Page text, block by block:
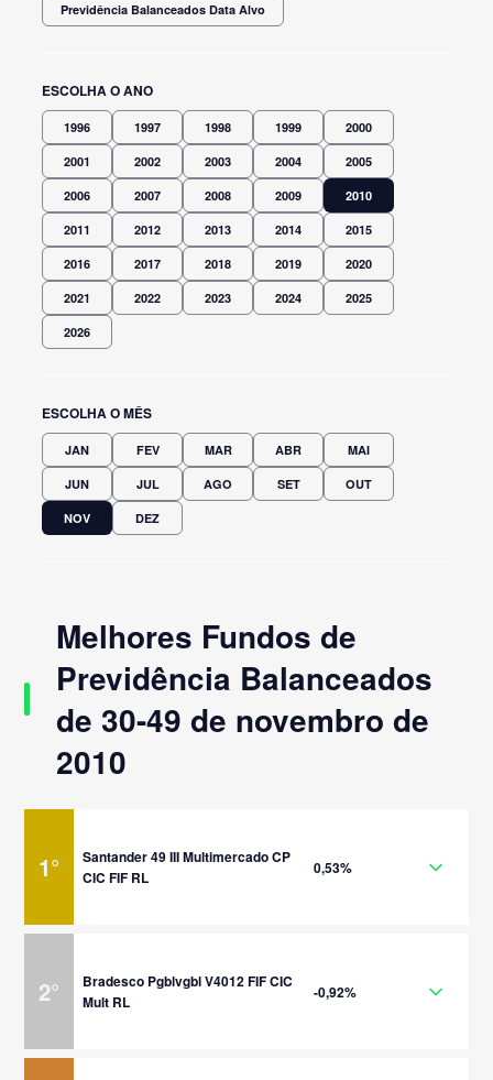
Previdência Balanceados Data Alvo
ESCOLHA O ANO
1996 1997 1998 1999 2000
2001 2002 2003 2004 2005
2006 2007 2008 2009 2010
2011 2012 2013 2014 2015
2016 2017 2018 2019 2020
2021 2022 2023 2024 2025
2026
ESCOLHA O MÊS
JAN FEV MAR ABR MAI
JUN JUL AGO SET OUT
NOV DEZ
Melhores Fundos de
Previdência Balanceados
de 30-49 de novembro de
2010
1°
Santander 49 III Multimercado CP
CIC FIF RL
0,53%
2°
Bradesco Pgblvgbl V4012 FIF CIC
Mult RL
-0,92%